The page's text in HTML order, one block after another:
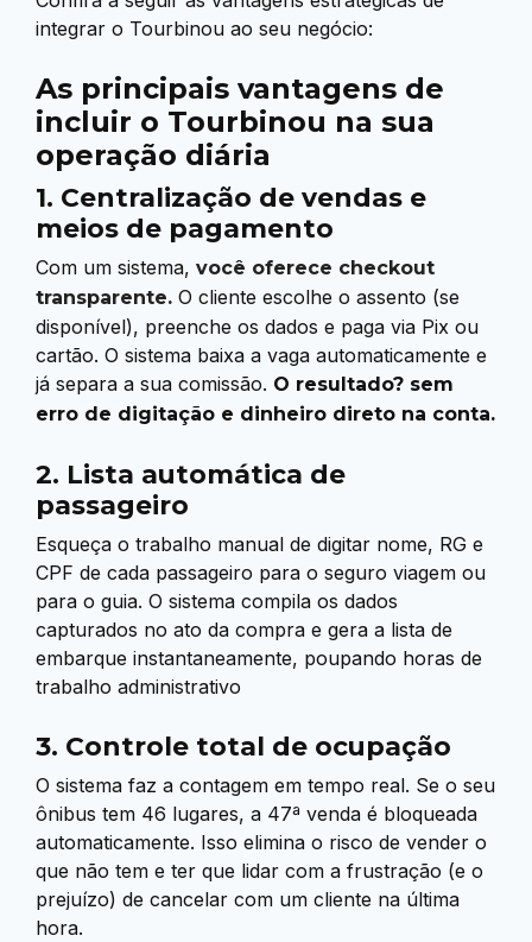
integrar o Tourbinou ao seu negócio:
As principais vantagens de
incluir o Tourbinou na sua
operação diária
1. Centralização de vendas e
meios de pagamento
Com um sistema, você oferece checkout
transparente. O cliente escolhe o assento (se
disponível), preenche os dados e paga via Pix ou
cartão. O sistema baixa a vaga automaticamente e
já separa a sua comissão. O resultado? sem
erro de digitação e dinheiro direto na conta.
2. Lista automática de
passageiro
Esqueça o trabalho manual de digitar nome, RG e
CPF de cada passageiro para o seguro viagem ou
para o guia. O sistema compila os dados
capturados no ato da compra e gera a lista de
embarque instantaneamente, poupando horas de
trabalho administrativo
3. Controle total de ocupação
O sistema faz a contagem em tempo real. Se o seu
ônibus tem 46 lugares, a 47ª venda é bloqueada
automaticamente. Isso elimina o risco de vender o
que não tem e ter que lidar com a frustração (e o
prejuízo) de cancelar com um cliente na última
hora.